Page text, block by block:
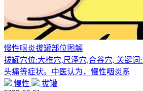
慢性咽炎拔罐部位图解
拔罐穴位:大椎穴,尺泽穴,合谷穴, 关键
头痛等症状。中医认为，慢性咽炎系
慢性
拔罐